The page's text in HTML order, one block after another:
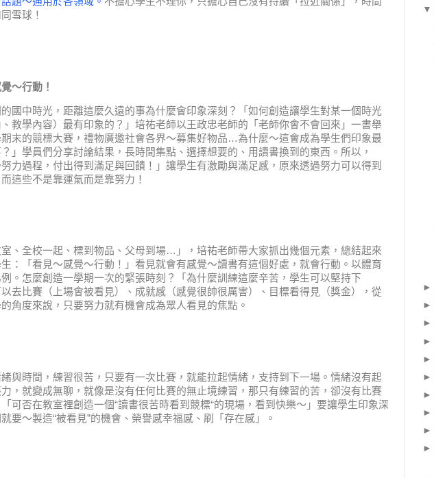
雪球！
～行動！
的國中時光，距離這麼久遠的事為什麼會印象深刻？「如何創造讓學生對某一個時光
、教學內容）最有印象的？」培祐老師以王政忠老師的「老師你會不會回來」一書舉
末的競標大賽，禮物廣邀社會各界～募集好物品…為什麼～這會成為學生們印象最
」學員們分享討論結果，長時間集點、選擇想要的、用讀書換到的東西。所以，
努力過程，付出得到滿足與回饋！」讓學生有激勵與滿足感，原來透過努力可以得到
這些不是靠運氣而是靠努力！
室、全校一起、標到物品、父母到場…」，培祐老師帶大家抓出幾個元素，總結起來
：「看見～感覺～行動！」看見就會有感覺～讀書有這個好處，就會行動。以體育
。怎麼創造一學期一次的緊張時刻？「為什麼訓練這麼辛苦，學生可以堅持下
去比賽（上場會被看見）、成就感（感覺很帥很厲害）、目標看得見（獎金），從
角度來說，只要努力就有機會成為眾人看見的焦點。
與時間，練習很苦，只要有一次比賽，就能拉起情緒，支持到下一場。情緒沒有起
，就變成無聊，就像是沒有任何比賽的無止境練習，那只有練習的苦，卻沒有比賽
可否在教室裡創造一個“讀書很苦時看到競標“的現場，看到快樂～」要讓學生印象深
要～製造“被看見”的機會、榮譽感幸福感、刷「存在感」。
▼
►
►
►
►
►
►
►
►
►
►